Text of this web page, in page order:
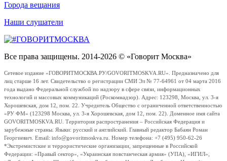
Города вещания
Наши слушатели
Все права защищены. 2014-2026 © «Говорит Москва»
Сетевое издание «ГОВОРИТМОСКВА.РУ/GOVORITMOSKVA.RU». Предназначено для
лиц старше 16 лет. Свидетельство о регистрации СМИ Эл № 77-64961 от 04 марта 2016
года выдано Федеральной службой по надзору в сфере связи, информационных
технологий и массовых коммуникаций (Роскомнадзор). Адрес: 123298, Москва, ул. 3-я
Хорошевская, дом 12, пом. 22. Учредитель Общество с ограниченной ответственностью
«РУ ФМ» (123298 Москва, ул. 3-я Хорошевская, дом 12, пом. 22). Доменное имя сайта
GOVORITMOSKVA.RU. Территория распространения – Российская Федерация и
зарубежные страны. Языки: русский и английский. Главный редактор Бабаян Роман
Георгиевич. Email: info@govoritmoskva.ru. Номер телефона: +7 (495) 950-62-26
*Экстремистские и террористические организации, запрещенные в Российской
Федерации: «Правый сектор», «Украинская повстанческая армия» (УПА), «ИГИЛ»,